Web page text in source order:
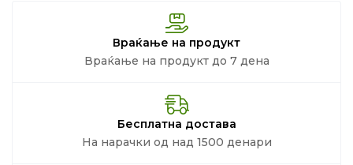
Враќање на продукт
Враќање на продукт до 7 дена
Бесплатна достава
На нарачки од над 1500 денари